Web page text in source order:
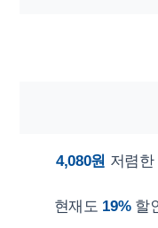
4,080원 저렴
현재도 19%할